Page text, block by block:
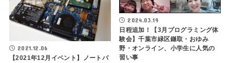
2021.12.06
【2021年12月イベント】ノートパ
2024.03.19
日程追加！【3月プログラミング体
験会】千葉市緑区鎌取・おゆみ
野・オンライン、小学生に人気の
習い事